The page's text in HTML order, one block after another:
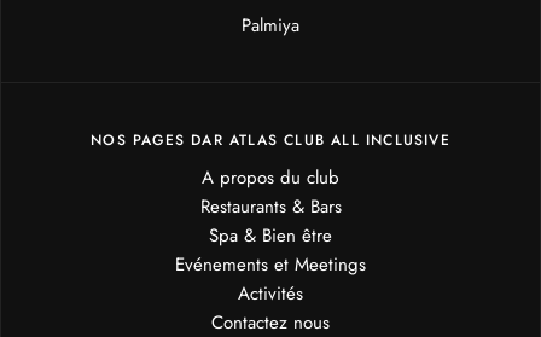
Palmiya
NOS PAGES DAR ATLAS CLUB ALL INCLUSIVE
A propos du club
Restaurants & Bars
Spa & Bien être
Evénements et Meetings
Activités
Contactez nous